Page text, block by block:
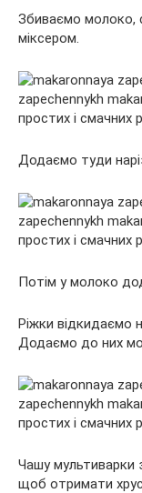
Збиваємо молоко,
міксером.
Додаємо туди
Потім у молоко
Ріжки відкидаємо
Додаємо до них
Чашу
щоб отримати